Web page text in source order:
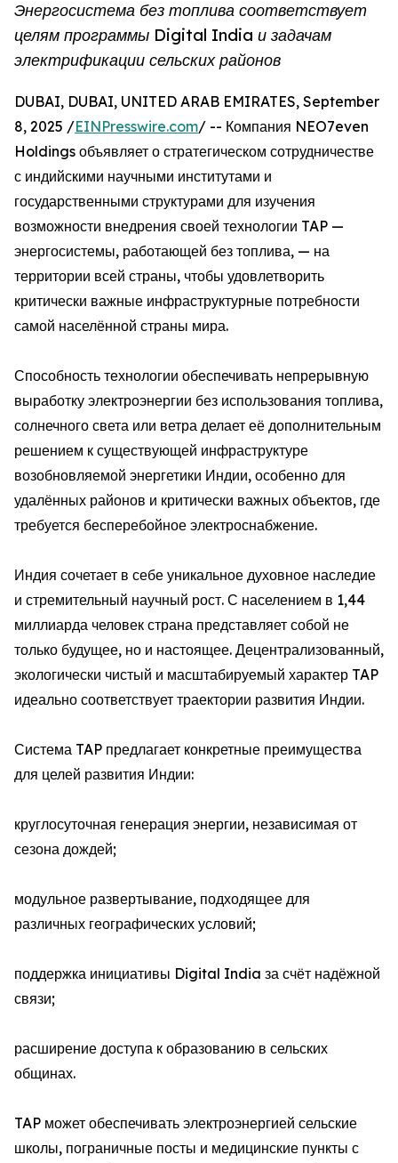
Энергосистема без топлива соответствует
целям программы Digital India и задачам
электрификации сельских районов
DUBAI, DUBAI, UNITED ARAB EMIRATES, September
8, 2025 /EINPresswire.com/ -- Компания NEO7even
Holdings объявляет о стратегическом сотрудничестве
с индийскими научными институтами и
государственными структурами для изучения
возможности внедрения своей технологии TAP —
энергосистемы, работающей без топлива, — на
территории всей страны, чтобы удовлетворить
критически важные инфраструктурные потребности
самой населённой страны мира.
Способность технологии обеспечивать непрерывную
выработку электроэнергии без использования топлива,
солнечного света или ветра делает её дополнительным
решением к существующей инфраструктуре
возобновляемой энергетики Индии, особенно для
удалённых районов и критически важных объектов, где
требуется бесперебойное электроснабжение.
Индия сочетает в себе уникальное духовное наследие
и стремительный научный рост. С населением в 1,44
миллиарда человек страна представляет собой не
только будущее, но и настоящее. Децентрализованный,
экологически чистый и масштабируемый характер TAP
идеально соответствует траектории развития Индии.
Система TAP предлагает конкретные преимущества
для целей развития Индии:
круглосуточная генерация энергии, независимая от
сезона дождей;
модульное развертывание, подходящее для
различных географических условий;
поддержка инициативы Digital India за счёт надёжной
связи;
расширение доступа к образованию в сельских
общинах.
TAP может обеспечивать электроэнергией сельские
школы, пограничные посты и медицинские пункты с